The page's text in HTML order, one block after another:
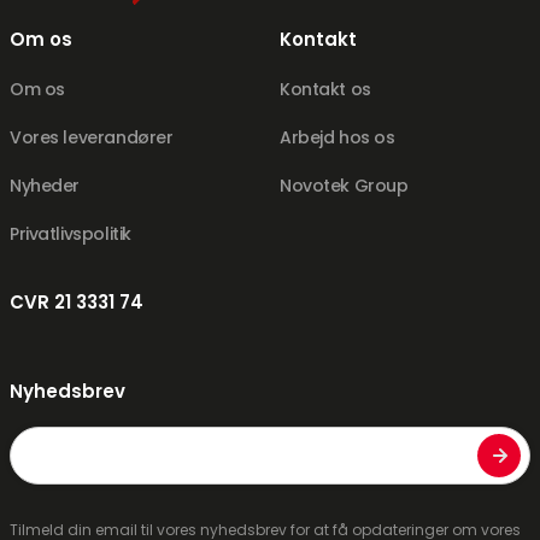
Om os
Om os
Vores leverandører
Nyheder
Privatlivspolitik
Kontakt
Kontakt os
Arbejd hos os
Novotek Group
CVR 21 3331 74
Nyhedsbrev
E-
mail
Tilmeld din email til vores nyhedsbrev for at få opdateringer om vores